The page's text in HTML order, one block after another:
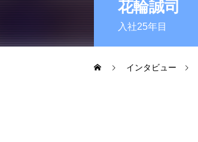
求人情報
花輪誠司
入社25年目
インタビュー